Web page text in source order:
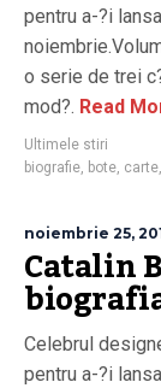
pentru a-?i
o serie de trei
mod?. Read
Ultimele stiri
biografie, bote, carte,
noiembrie 25,
Catalin
Celebrul
pentru a-?i